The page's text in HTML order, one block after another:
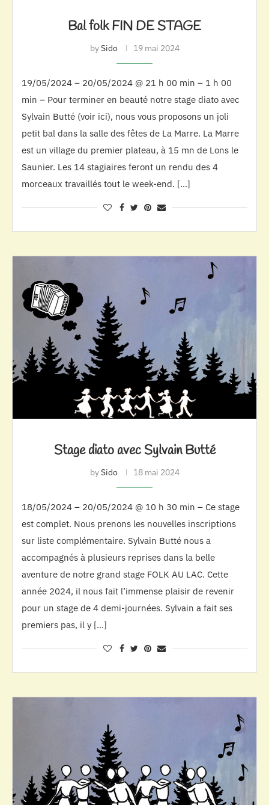
Bal folk FIN DE STAGE
bySido 19 mai 2024
19/05/2024 – 20/05/2024 @ 21 h 00 min – 1 h 00
min – Pour terminer en beauté notre stage diato avec
Sylvain Butté (voir ici), nous vous proposons un joli
petit bal dans la salle des fêtes de La Marre. La Marre
est un village du premier plateau, à 15 mn de Lons le
Saunier. Les 14 stagiaires feront un rendu des 4
morceaux travaillés tout le week-end. […]
Stage diato avec Sylvain Butté
bySido 18 mai 2024
18/05/2024 – 20/05/2024 @ 10 h 30 min – Ce stage
est complet. Nous prenons les nouvelles inscriptions
sur liste complémentaire. Sylvain Butté nous a
accompagnés à plusieurs reprises dans la belle
aventure de notre grand stage FOLK AU LAC. Cette
année 2024, il nous fait l’immense plaisir de revenir
pour un stage de 4 demi-journées. Sylvain a fait ses
premiers pas, il y […]